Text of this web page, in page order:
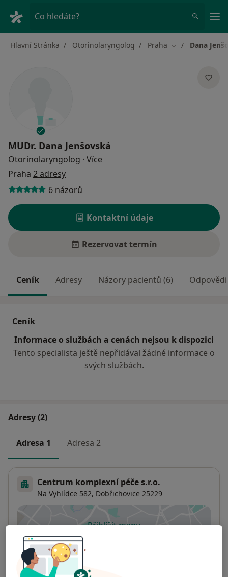
Co hledáte?
Hlavní Stránka Otorinolaryngolog Praha Změna města
Dana
MUDr. Dana Jenšovská
Otorinolaryngolog · Více
Praha 2 adresy
6 názorů
Kontaktní údaje
Rezervovat termín
Ceník Adresy Názory pacientů (6)
Ceník
Informace o službách a cenách nejsou k dispozici
Tento specialista ještě nepřidával žádné informace o
svých službách.
Adresy (2)
Adresa 1 Adresa 2
Centrum komplexní péče s.r.o.
Na Vyhlídce 582, Dobřichovice 25229
Přiblížit mapu
Dostupnost
Na této adrese online kalendář není aktivní
Co mám v takové situaci udělat?